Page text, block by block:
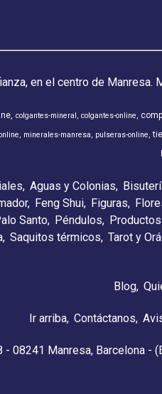
en el centro de Manresa.
colgantes-mineral colgantes-online
minerales-manresa pulseras-online
Aguas y Colonias
Feng Shui Figuras
Santo Péndulos
Saquitos térmicos Tarot y
Blog
Ir arriba Contáctanos
- 08241 Manresa, Barcelona -